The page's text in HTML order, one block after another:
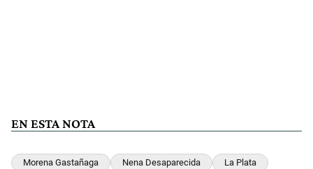
EN ESTA NOTA
Morena Gastañaga Nena Desaparecida La Plata